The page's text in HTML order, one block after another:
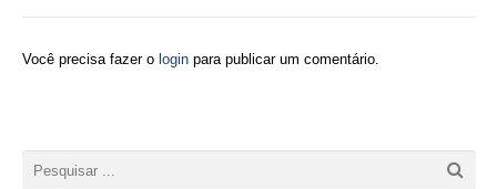
Você precisa fazer o loginpara publicar um comentário.